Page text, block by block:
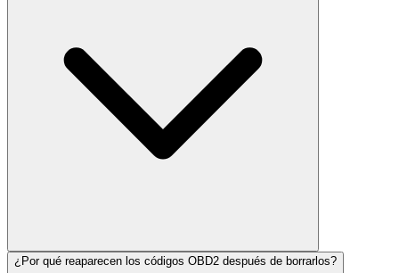
¿Por qué reaparecen los códigos OBD2 después de borrarlos?